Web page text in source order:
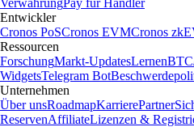
VerwahrungPay für Händler
Entwickler
Cronos PoSCronos EVMCronos
Ressourcen
ForschungMarkt-UpdatesLernen
WidgetsTelegram Bot
Unternehmen
Über unsRoadmapKarrierePartner
ReservenAffiliateLizenzen &